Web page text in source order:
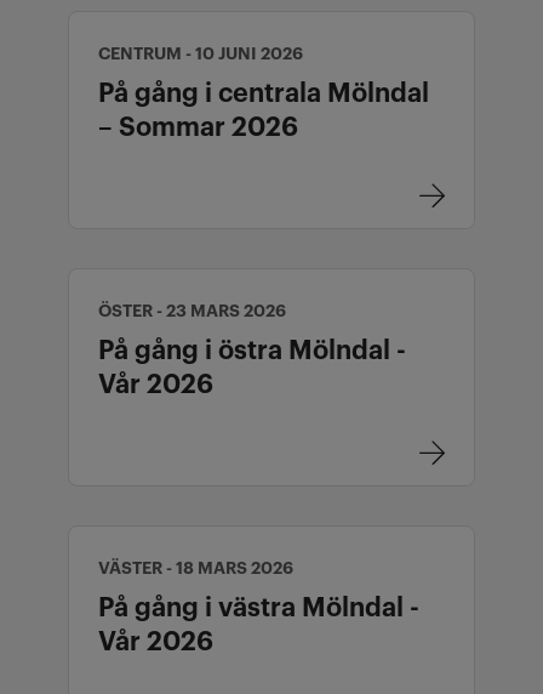
CENTRUM - 10 JUNI 2026
På gång i centrala Mölndal
– Sommar 2026
ÖSTER - 23 MARS 2026
På gång i östra Mölndal -
Vår 2026
VÄSTER - 18 MARS 2026
På gång i västra Mölndal -
Vår 2026